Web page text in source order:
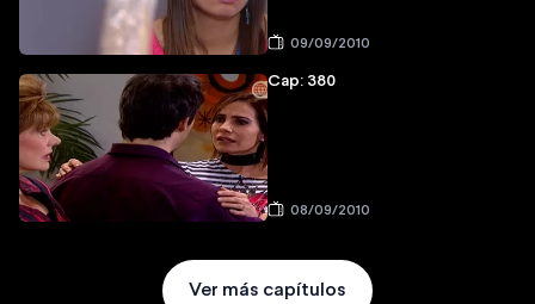
09/09/2010
Cap: 380
08/09/2010
Ver más capítulos